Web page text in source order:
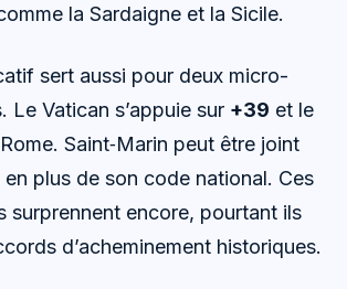
la Sardaigne et la Sicile.
sert aussi pour deux micro-
Le Vatican s’appuie sur +39 et le
Saint‑Marin peut être joint
en plus de son code national. Ces
surprennent encore, pourtant ils
d’acheminement historiques.